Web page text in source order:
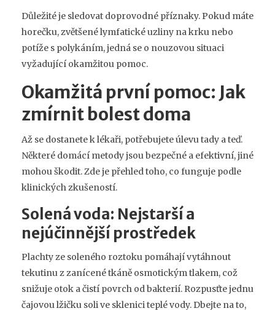
Důležité je sledovat doprovodné příznaky. Pokud máte
horečku, zvětšené lymfatické uzliny na krku nebo
potíže s polykáním, jedná se o nouzovou situaci
vyžadující okamžitou pomoc.
Okamžitá první pomoc: Jak
zmírnit bolest doma
Až se dostanete k lékaři, potřebujete úlevu tady a teď.
Některé domácí metody jsou bezpečné a efektivní, jiné
mohou škodit. Zde je přehled toho, co funguje podle
klinických zkušeností.
Solená voda: Nejstarší a
nejúčinnější prostředek
Plachty ze soleného roztoku pomáhají vytáhnout
tekutinu z zanícené tkáně osmotickým tlakem, což
snižuje otok a čistí povrch od bakterií. Rozpusťte jednu
čajovou lžičku soli ve sklenici teplé vody. Dbejte na to,